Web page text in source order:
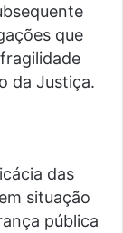
que
da Justiça.
das
situação
pública